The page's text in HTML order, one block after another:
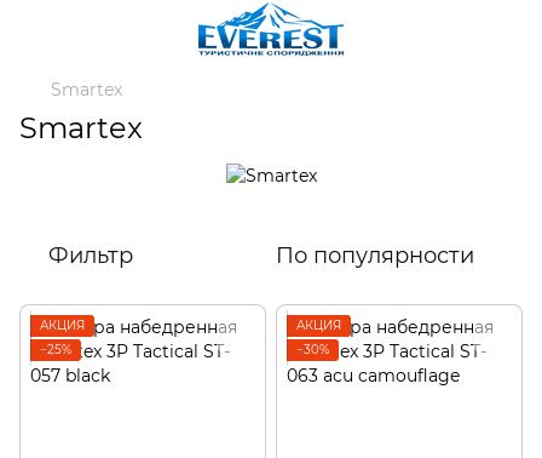
Smartex
Smartex
Фильтр По популярности
АКЦИЯ
−25%
АКЦИЯ
−30%